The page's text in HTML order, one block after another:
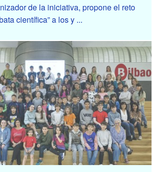
de la iniciativa, propone el reto
científica” a los y ...